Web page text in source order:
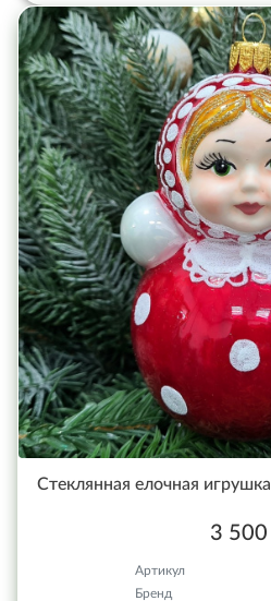
Стеклянная елочная
3 500
Артикул
Бренд